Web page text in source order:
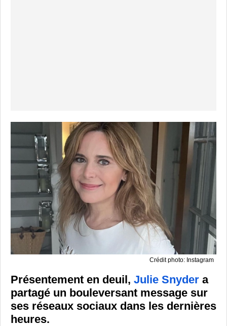
Crédit photo: Instagram
Présentement en deuil, Julie Snyder a
partagé un bouleversant message sur
ses réseaux sociaux dans les dernières
heures.